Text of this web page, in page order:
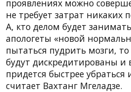
проявлениях можно
не требует затрат никаких
А, кто делом будет
апологеты «новой
пытаться пудрить мозги,
будут дискредитированы и
придется быстрее убраться
считает Вахтанг Мгеладзе.